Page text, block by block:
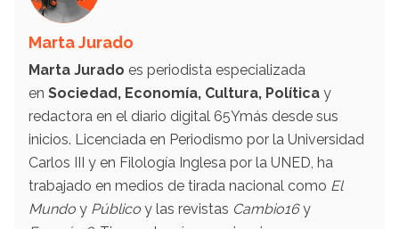
Marta Jurado
Marta Jurado es periodista especializada
en Sociedad, Economía, Cultura, Política y
redactora en el diario digital 65Ymás desde sus
inicios. Licenciada en Periodismo por la Universidad
Carlos III y en Filología Inglesa por la UNED, ha
trabajado en medios de tirada nacional como El
Mundo y Público y las revistas Cambio16y